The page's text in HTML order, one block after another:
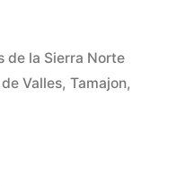
de la Sierra Norte
Valles,Tamajon,